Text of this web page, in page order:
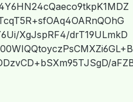
XgJspRF4/drT19ULmkD